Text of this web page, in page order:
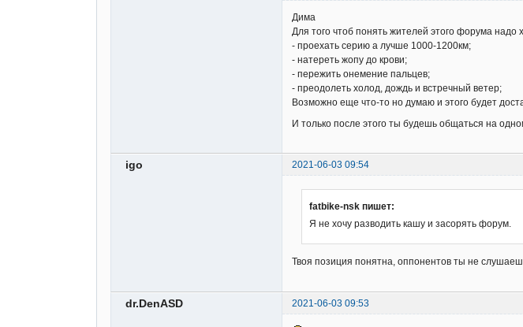
Дима
Для того чтоб понять жителей этого форума надо
- проехать серию а лучше 1000-1200км;
- натереть жопу до крови;
- пережить онемение пальцев;
- преодолеть холод, дождь и встречный ветер;
Возможно еще что-то но думаю и этого будет
И только после этого ты будешь общаться на
igo 2021-06-03 09:54
fatbike-nsk пишет:
Я не хочу разводить кашу и засорять форум.
Твоя позиция понятна, оппонентов ты не
dr.DenASD 2021-06-03 09:53